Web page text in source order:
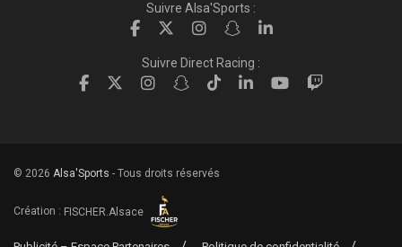
Suivre Alsa'Sports :
Suivre Direct Racing :
© 2026 Alsa'Sports - Tous droits réservés
Création : FISCHER.Alsace